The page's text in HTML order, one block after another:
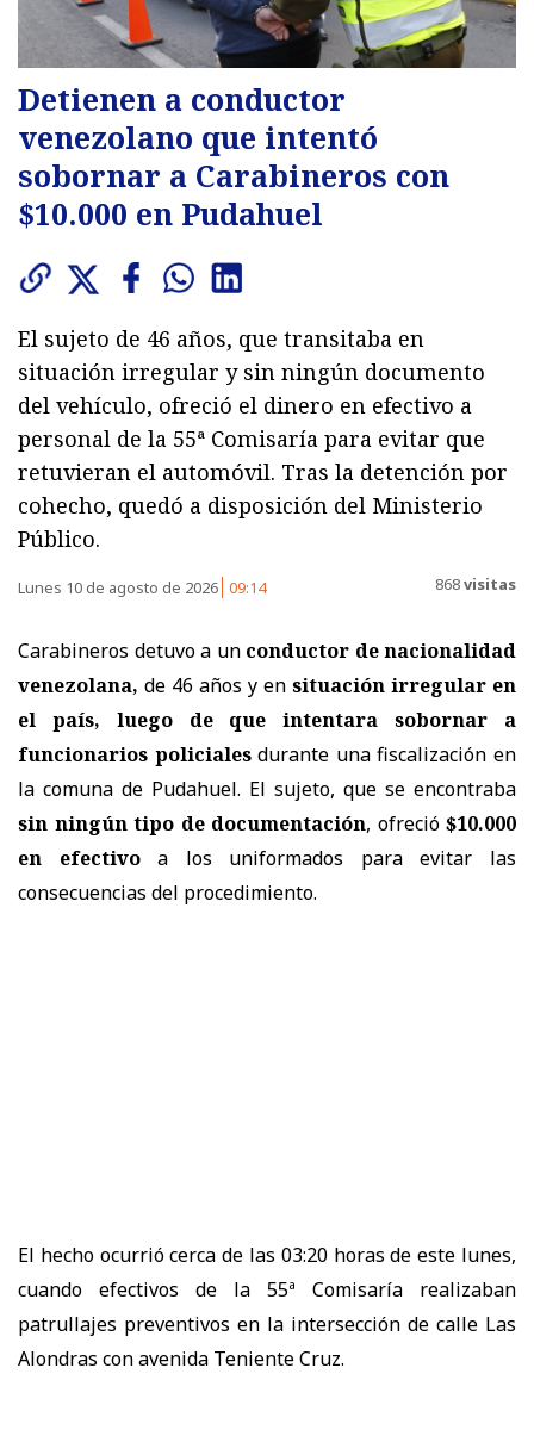
Detienen a conductor
venezolano que intentó
sobornar a Carabineros con
$10.000 en Pudahuel
El sujeto de 46 años, que transitaba en
situación irregular y sin ningún documento
del vehículo, ofreció el dinero en efectivo a
personal de la 55ª Comisaría para evitar que
retuvieran el automóvil. Tras la detención por
cohecho, quedó a disposición del Ministerio
Público.
Lunes 10 de agosto de 2026 09:14 868visitas
Carabineros detuvo a unconductor de nacionalidad
venezolana, de 46 años y en situación irregular en
el país, luego de que intentara sobornar a
funcionarios policialesdurante una fiscalización en
la comuna de Pudahuel. El sujeto, que se encontraba
sin ningún tipo de documentación, ofreció $10.000
en efectivoa los uniformados para evitar las
consecuencias del procedimiento.
El hecho ocurrió cerca de las 03:20 horas de este lunes,
cuando efectivos de la 55ª Comisaría realizaban
patrullajes preventivos en la intersección de calle Las
Alondras con avenida Teniente Cruz.